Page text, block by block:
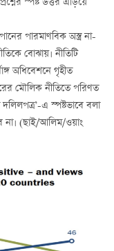
পারমাণবিক অস্ত্র না-
বোঝায়। নীতিটি
অধিবেশনে গৃহীত
মৌলিক নীতিতে পরিণত
এ স্পষ্টভাবে বলা
না। (ছাই/আলিম/ওয়াং